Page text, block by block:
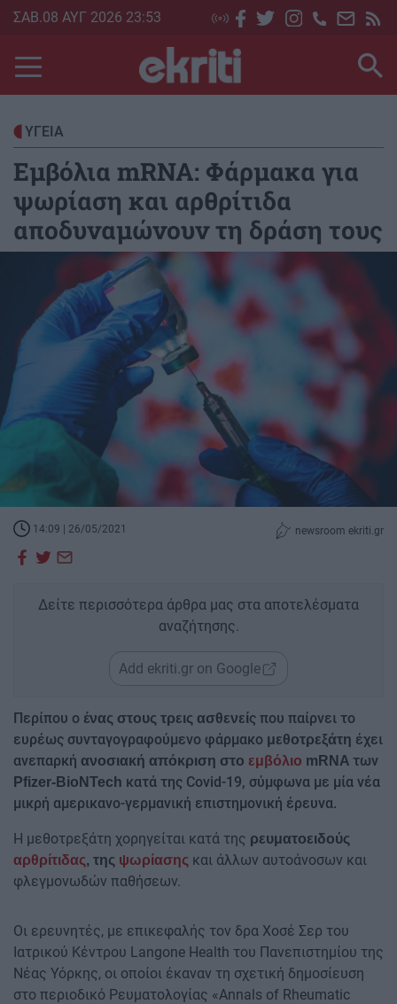
Skip
main
content
ΣΑΒ.08 ΑΥΓ 2026 23:53
ΥΓΕΙΑ
Εμβόλια mRNA: Φάρμακα για
ψωρίαση και αρθρίτιδα
αποδυναμώνουν τη δράση τους
14:09 | 26/05/2021 newsroom ekriti.gr
Δείτε περισσότερα άρθρα μας στα αποτελέσματα
αναζήτησης.
Add ekriti.gr on Google
Περίπου ο ένας στους τρεις ασθενείς που παίρνει το
ευρέως συνταγογραφούμενο φάρμακο μεθοτρεξάτη έχει
ανεπαρκή ανοσιακή απόκριση στο εμβόλιο mRNA των
Pfizer-BioNTech κατά της Covid-19, σύμφωνα με μία νέα
μικρή αμερικανο-γερμανική επιστημονική έρευνα.
Η μεθοτρεξάτη χορηγείται κατά της ρευματοειδούς
αρθρίτιδας, της ψωρίασης και άλλων αυτοάνοσων και
φλεγμονωδών παθήσεων.
Οι ερευνητές, με επικεφαλής τον δρα Χοσέ Σερ του
Ιατρικού Κέντρου Langone Health του Πανεπιστημίου της
Νέας Υόρκης, οι οποίοι έκαναν τη σχετική δημοσίευση
στο περιοδικό Ρευματολογίας «Annals of Rheumatic